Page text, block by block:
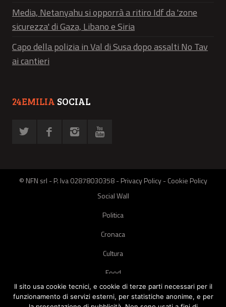
Media, Netanyahu si opporrà a ritiro Idf da 'zone
sicurezza' di Gaza, Libano e Siria
Capo della polizia in Val di Susa dopo assalti No Tav
ai cantieri
24EMILIA SOCIAL
© NFN srl - P. Iva 02878030358 -Privacy Policy-Cookie Policy
Social Wall
Politica
Cronaca
Cultura
Food
Green
Il sito usa cookie tecnici, e cookie di terze parti necessari per il
funzionamento di servizi esterni, per statistiche anonime, e per